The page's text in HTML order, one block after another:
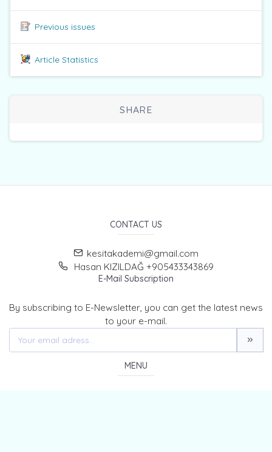
Previous issues
Article Statistics
SHARE
CONTACT US
kesitakademi@gmail.com
Hasan KIZILDAĞ +905433343869
E-Mail Subscription
By subscribing to E-Newsletter, you can get the latest news
to your e-mail.
MENU